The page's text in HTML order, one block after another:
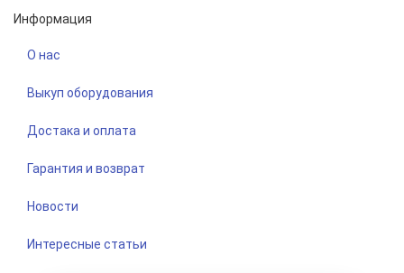
Информация
О нас
Выкуп оборудования
Достака и оплата
Гарантия и возврат
Новости
Интересные статьи